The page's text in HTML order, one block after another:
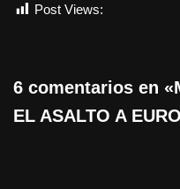
Post Views:
6 comentarios en
EL ASALTO A